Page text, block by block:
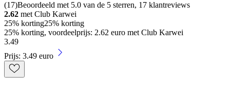
(17)Beoordeeld met 5.0 van de 5 sterren, 17 klantreviews
2.62 met Club Karwei
25% korting25% korting
25% korting, voordeelprijs: 2.62 euro met Club Karwei
3.49
Prijs: 3.49 euro